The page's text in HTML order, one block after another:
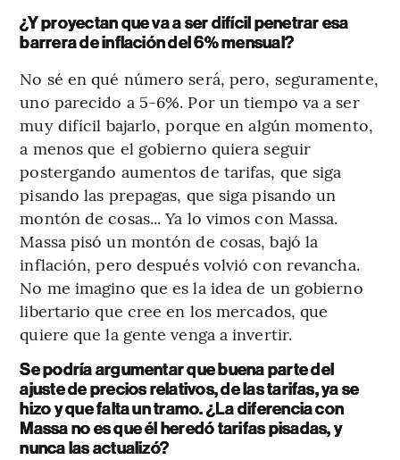
¿Y proyectan que va a ser difícil penetrar esa
barrera de inflación del 6% mensual?
No sé en qué número será, pero, seguramente,
uno parecido a 5-6%. Por un tiempo va a ser
muy difícil bajarlo, porque en algún momento,
a menos que el gobierno quiera seguir
postergando aumentos de tarifas, que siga
pisando las prepagas, que siga pisando un
montón de cosas... Ya lo vimos con Massa.
Massa pisó un montón de cosas, bajó la
inflación, pero después volvió con revancha.
No me imagino que es la idea de un gobierno
libertario que cree en los mercados, que
quiere que la gente venga a invertir.
Se podría argumentar que buena parte del
ajuste de precios relativos, de las tarifas, ya se
hizo y que falta un tramo. ¿La diferencia con
Massa no es que él heredó tarifas pisadas, y
nunca las actualizó?